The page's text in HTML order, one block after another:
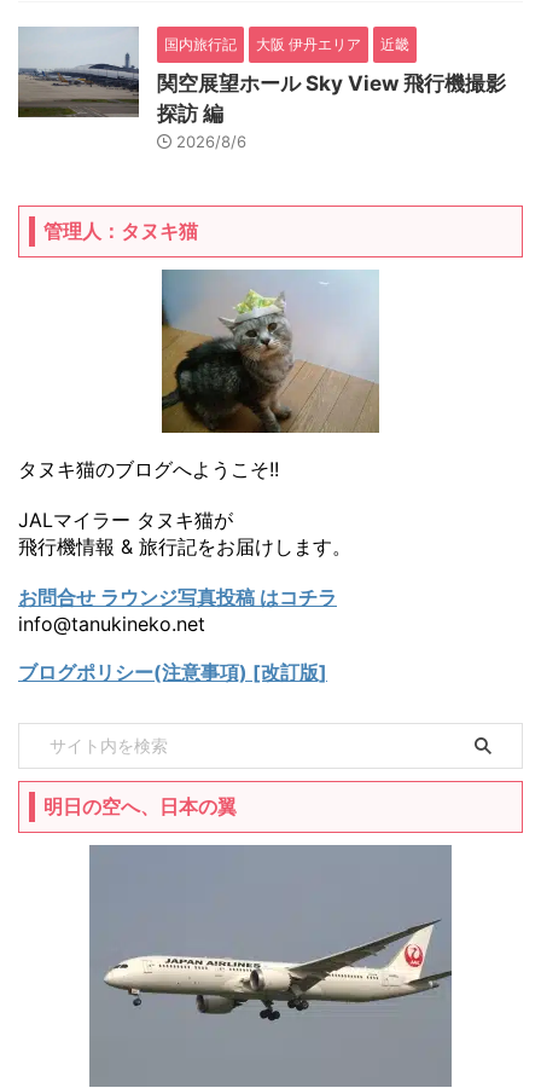
国内旅行記 大阪 伊丹エリア 近畿
関空展望ホール Sky View 飛行機撮影
探訪 編
2026/8/6
管理人：タヌキ猫
タヌキ猫のブログへようこそ!!
JALマイラー タヌキ猫が
飛行機情報 & 旅行記をお届けします。
お問合せ ラウンジ写真投稿 はコチラ
info@tanukineko.net
ブログポリシー(注意事項) [改訂版]
明日の空へ、日本の翼